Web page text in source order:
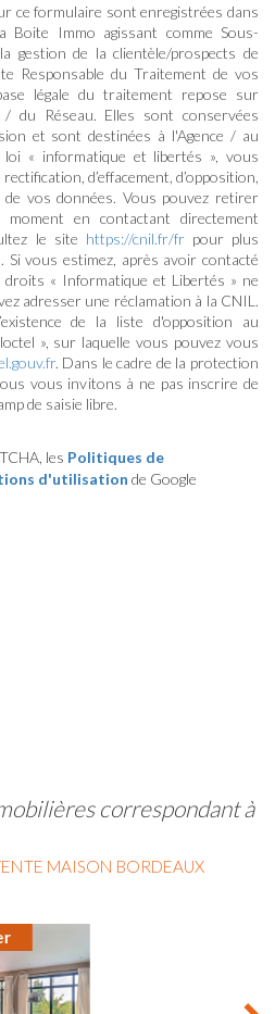
ce formulaire sont enregistrées dans
Boite Immo agissant comme Sous-
gestion de la clientèle/prospects de
Responsable du Traitement de vos
légale du traitement repose sur
du Réseau. Elles sont conservées
et sont destinées à l'Agence / au
loi « informatique et libertés », vous
d’effacement, d’opposition,
vos données. Vous pouvez retirer
en contactant directement
le site https://cnil.fr/frpour plus
vous estimez, après avoir contacté
droits « Informatique et Libertés » ne
adresser une réclamation à la CNIL.
de la liste d'opposition au
», sur laquelle vous pouvez vous
. Dans le cadre de la protection
vous invitons à ne pas inscrire de
de saisie libre.
les Politiques de
d'utilisation de Google
MAISON BORDEAUX